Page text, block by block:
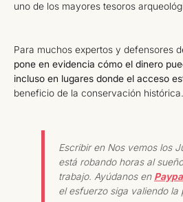
uno de los mayores tesoros
Para muchos expertos y defensores
pone en evidencia cómo el dinero
incluso en lugares donde el acceso
beneficio de la conservación histórica.
Escribir en Nos vemos los
está robando horas al
trabajo. Ayúdanos en
el esfuerzo siga valiendo la